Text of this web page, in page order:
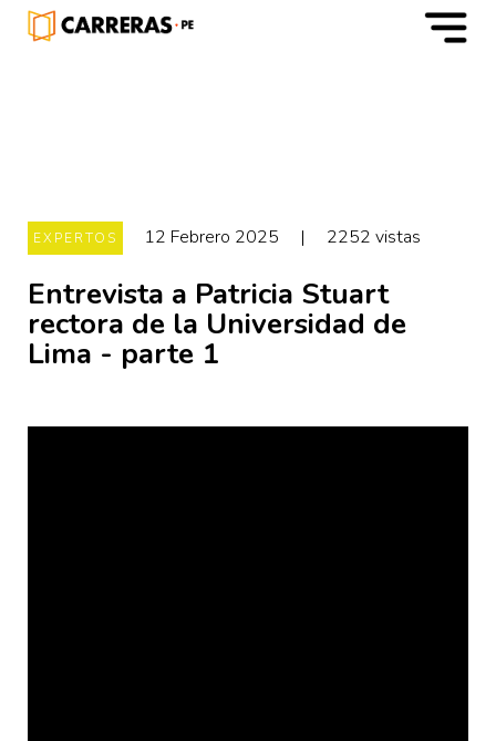
m
EXPERTOS 12 Febrero 2025 | 2252 vistas
Entrevista a Patricia Stuart
rectora de la Universidad de
Lima - parte 1